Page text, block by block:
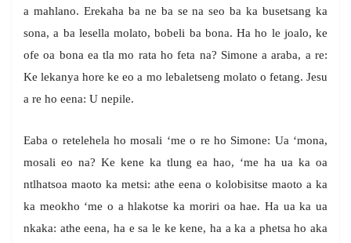
a mahlano. Erekaha ba ne ba se na seo ba ka busetsang ka
sona, a ba lesella molato, bobeli ba bona. Ha ho le joalo, ke
ofe oa bona ea tla mo rata ho feta na? Simone a araba, a re:
Ke lekanya hore ke eo a mo lebaletseng molato o fetang. Jesu
a re ho eena: U nepile.
Eaba o retelehela ho mosali ‘me o re ho Simone: Ua ‘mona,
mosali eo na? Ke kene ka tlung ea hao, ‘me ha ua ka oa
ntlhatsoa maoto ka metsi: athe eena o kolobisitse maoto a ka
ka meokho ‘me o a hlakotse ka moriri oa hae. Ha ua ka ua
nkaka: athe eena, ha e sa le ke kene, ha a ka a phetsa ho aka